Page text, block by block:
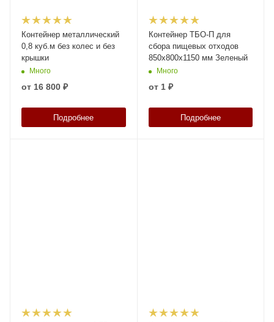
Контейнер металлический
0,8 куб.м без колес и без
крышки
Много
от 16 800 ₽
Подробнее
Контейнер ТБО-П для
сбора пищевых отходов
850x800x1150 мм Зеленый
Много
от 1 ₽
Подробнее